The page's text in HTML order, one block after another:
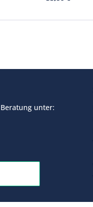
unter: